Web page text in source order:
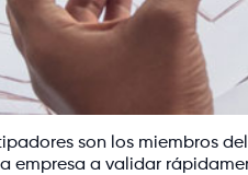
son los miembros
empresa a validar